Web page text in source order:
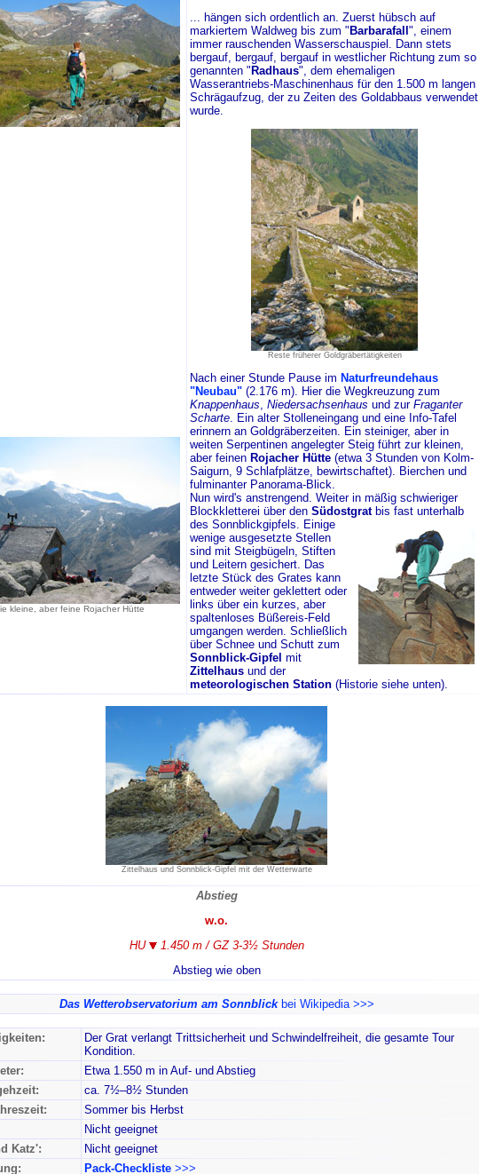
kleine, aber feine Rojacher Hütte
... hängen sich ordentlich an. Zuerst hübsch auf
markiertem Waldweg bis zum " Barbarafall ", einem
immer rauschenden Wasserschauspiel. Dann stets
bergauf, bergauf, bergauf in westlicher Richtung zum so
genannten " Radhaus", dem ehemaligen
Wasserantriebs-Maschinenhaus für den 1.500 m langen
Schrägaufzug, der zu Zeiten des Goldabbaus verwendet
wurde.
Reste früherer Goldgräbertätigkeiten
Nach einer Stunde Pause im Naturfreundehaus
"Neubau" (2.176 m). Hier die Wegkreuzung zum
Knappenhaus, Niedersachsenhaus und zur Fraganter
Scharte. Ein alter Stolleneingang und eine Info-Tafel
erinnern an Goldgräberzeiten. Ein steiniger, aber in
weiten Serpentinen angelegter Steig führt zur kleinen,
aber feinen Rojacher Hütte (etwa 3 Stunden von Kolm-
Saigurn, 9 Schlafplätze, bewirtschaftet). Bierchen und
fulminanter Panorama-Blick.
Nun wird's anstrengend. Weiter in mäßig schwieriger
Blockkletterei über den Südostgratbis fast unterhalb
des Sonnblickgipfels. Einige
wenige ausgesetzte Stellen
sind mit Steigbügeln, Stiften
und Leitern gesichert. Das
letzte Stück des Grates kann
entweder weiter geklettert oder
links über ein kurzes, aber
spaltenloses Büßereis-Feld
umgangen werden. Schließlich
über Schnee und Schutt zum
Sonnblick-Gipfel mit
Zittelhaus und der
meteorologischen Station (Historie siehe unten).
Zittelhaus und Sonnblick-Gipfel mit der Wetterwarte
Abstieg
w.o.
HU
1.450 m / GZ 3-3½ Stunden
Abstieg wie oben
Das Wetterobservatorium am Sonnblickbei Wikipedia >>>
Der Grat verlangt Trittsicherheit und Schwindelfreiheit, die gesamte Tour
Kondition.
Etwa 1.550 m in Auf- und Abstieg
ca. 7½–8½ Stunden
Sommer bis Herbst
Nicht geeignet
Katz':
Nicht geeignet
Pack-Checkliste >>>